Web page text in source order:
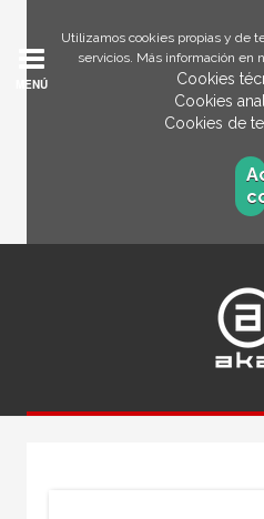
Utilizamos cookies propias y de
servicios. Más información en
Cookies
Cookies
Cookies de
MENÚ